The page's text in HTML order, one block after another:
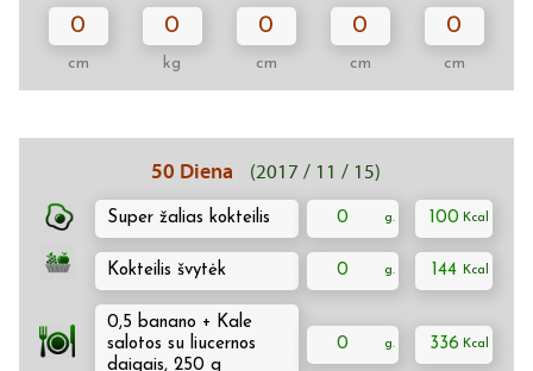
0
cm
0
kg
0
cm
0
cm
0
cm
50 Diena (2017 / 11 / 15)
Super žalias kokteilis 0 100
Kokteilis švytėk 0 144
0,5 banano + Kale
salotos su liucernos
daigais, 250 g
0 336